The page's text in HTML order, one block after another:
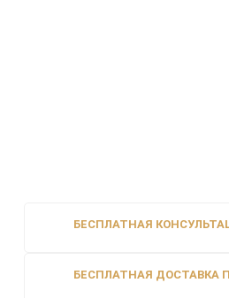
БЕСПЛАТНАЯ
БЕСПЛАТНАЯ ДОСТАВКА